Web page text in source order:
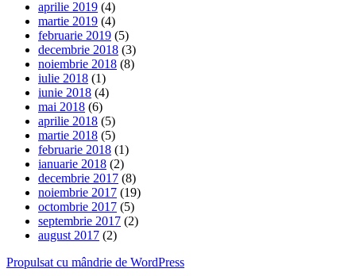
aprilie 2019 (4)
martie 2019 (4)
februarie 2019 (5)
decembrie 2018 (3)
noiembrie 2018 (8)
iulie 2018 (1)
iunie 2018 (4)
mai 2018 (6)
aprilie 2018 (5)
martie 2018 (5)
februarie 2018 (1)
ianuarie 2018 (2)
decembrie 2017 (8)
noiembrie 2017 (19)
octombrie 2017 (5)
septembrie 2017 (2)
august 2017 (2)
Propulsat cu mândrie de WordPress